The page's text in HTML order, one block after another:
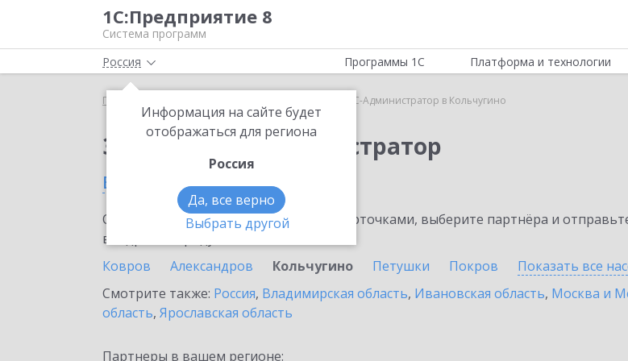
1С:Предприятие 8
Система программ
Россия
Информация на сайте будет
отображаться для региона
Россия
Да, все верно
Выбрать другой
Программы 1С Платформа и технологии
Главная 1С-Администратор в Кольчугино
Заказать 1С-Администратор
в Кольчугино
Ознакомьтесь с информационными карточками, выберите партнёра и
внедрение продукта.
Ковров
Александров Кольчугино Петушки Покров Показать все
Смотрите также: Россия, Владимирская область, Ивановская область, Москва и
область, Ярославская область
Партнеры в вашем регионе: